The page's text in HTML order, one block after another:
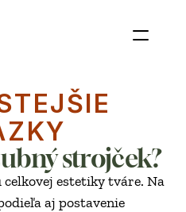
strojček?
celkovej estetiky tváre. Na
aj postavenie